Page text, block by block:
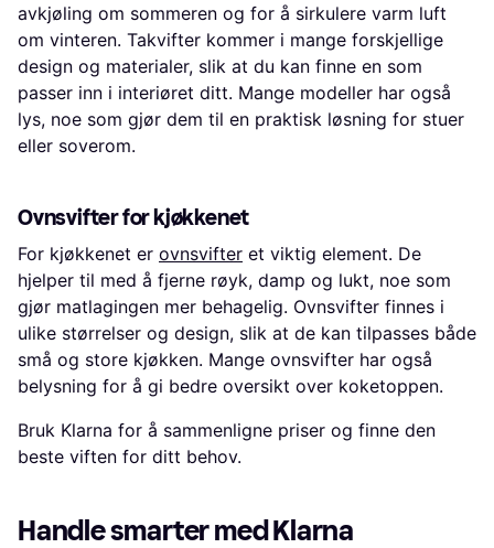
avkjøling om sommeren og for å sirkulere varm luft
om vinteren. Takvifter kommer i mange forskjellige
design og materialer, slik at du kan finne en som
passer inn i interiøret ditt. Mange modeller har også
lys, noe som gjør dem til en praktisk løsning for stuer
eller soverom.
Ovnsvifter for kjøkkenet
For kjøkkenet er ovnsvifter et viktig element. De
hjelper til med å fjerne røyk, damp og lukt, noe som
gjør matlagingen mer behagelig. Ovnsvifter finnes i
ulike størrelser og design, slik at de kan tilpasses både
små og store kjøkken. Mange ovnsvifter har også
belysning for å gi bedre oversikt over koketoppen.
Bruk Klarna for å sammenligne priser og finne den
beste viften for ditt behov.
Handle smarter med Klarna